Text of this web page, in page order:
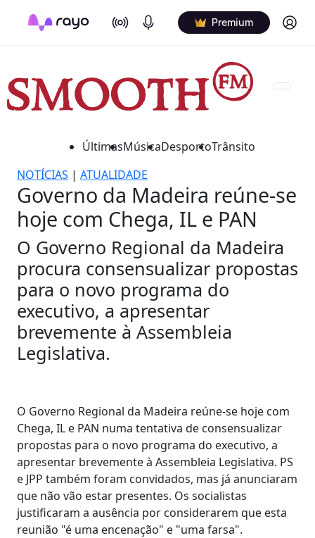
On Air Podcasts Premium Log in
ÚltimasMúsicaDesportoTrânsito
NOTÍCIAS | ATUALIDADE
Governo da Madeira reúne-se
hoje com Chega, IL e PAN
O Governo Regional da Madeira
procura consensualizar propostas
para o novo programa do
executivo, a apresentar
brevemente à Assembleia
Legislativa.
O Governo Regional da Madeira reúne-se hoje com
Chega, IL e PAN numa tentativa de consensualizar
propostas para o novo programa do executivo, a
apresentar brevemente à Assembleia Legislativa. PS
e JPP também foram convidados, mas já anunciaram
que não vão estar presentes. Os socialistas
justificaram a ausência por considerarem que esta
reunião "é uma encenação" e "uma farsa".